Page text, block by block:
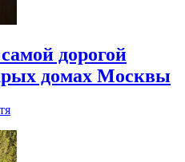
дорогой
домах Москвы